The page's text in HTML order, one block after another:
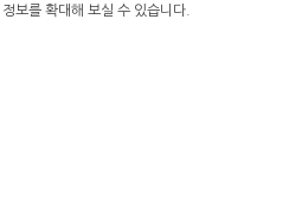
보를 확대해 보실 수 있습니다.